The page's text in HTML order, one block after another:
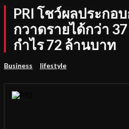
PRI โชว์ผลประกอ
กวาดรายได้กว่า
กำไร 72 ล้านบาท
Business lifestyle